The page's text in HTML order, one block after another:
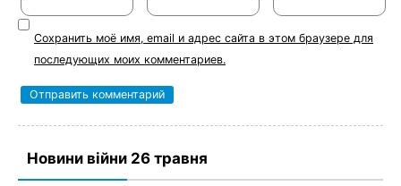
Сохранить моё имя, email и адрес сайта в этом браузере для
последующих моих комментариев.
Новини війни 26 травня